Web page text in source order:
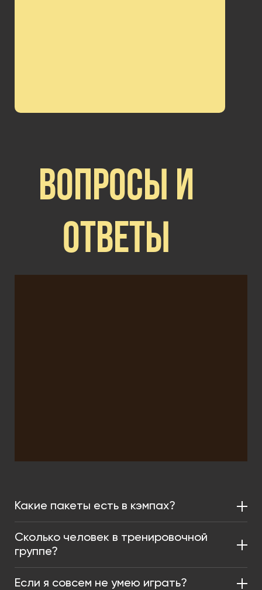
Какие пакеты есть в кэмпах?
Сколько человек в тренировочной
группе?
Если я совсем не умею играть?
ВОПРОСЫ И
ОТВЕТЫ